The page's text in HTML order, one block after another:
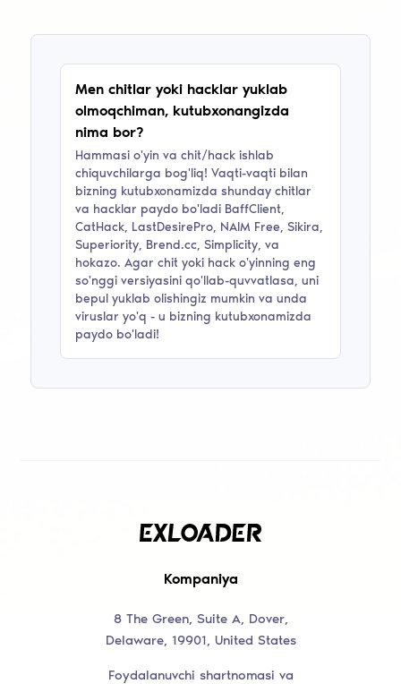
Men chitlar yoki hacklar yuklab
olmoqchiman, kutubxonangizda
nima bor?
Hammasi o'yin va chit/hack ishlab
chiquvchilarga bog'liq! Vaqti-vaqti bilan
bizning kutubxonamizda shunday chitlar
va hacklar paydo bo'ladi BaffClient,
CatHack, LastDesirePro, NAIM Free, Sikira,
Superiority, Brend.cc, Simplicity, va
hokazo. Agar chit yoki hack o'yinning eng
so'nggi versiyasini qo'llab-quvvatlasa, uni
bepul yuklab olishingiz mumkin va unda
viruslar yo'q - u bizning kutubxonamizda
paydo bo'ladi!
Kompaniya
8 The Green, Suite A, Dover,
Delaware, 19901, United States
Foydalanuvchi shartnomasi va